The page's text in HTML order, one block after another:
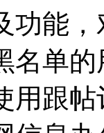
功能
名单
用跟